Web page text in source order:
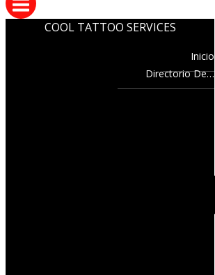
COOL TATTOO SERVICES
Inicio
Directorio De…